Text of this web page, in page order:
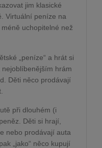
jim klasické
Virtuální peníze na
uchopitelné než
„peníze“ a hrát si
hrám
Děti něco prodávají
při dlouhém (i
Děti si hrají,
nebo prodávají auta
„jako“ něco kupují